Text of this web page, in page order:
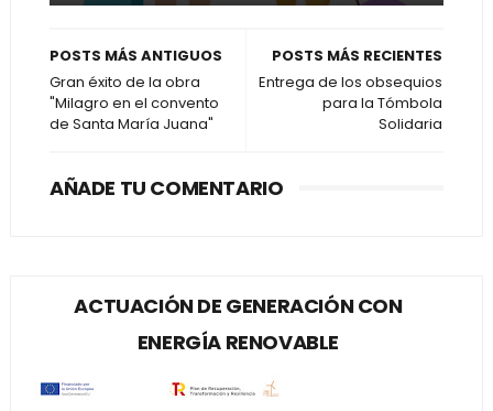
POSTS MÁS RECIENTES
Entrega de los obsequios
para la Tómbola
Solidaria
POSTS MÁS ANTIGUOS
Gran éxito de la obra
"Milagro en el convento
de Santa María Juana"
AÑADE TU COMENTARIO
ACTUACIÓN DE GENERACIÓN CON
ENERGÍA RENOVABLE